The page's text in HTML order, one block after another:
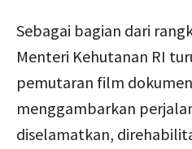
Sebagai bagian dari
Menteri Kehutanan RI
pemutaran film
menggambarkan
diselamatkan,